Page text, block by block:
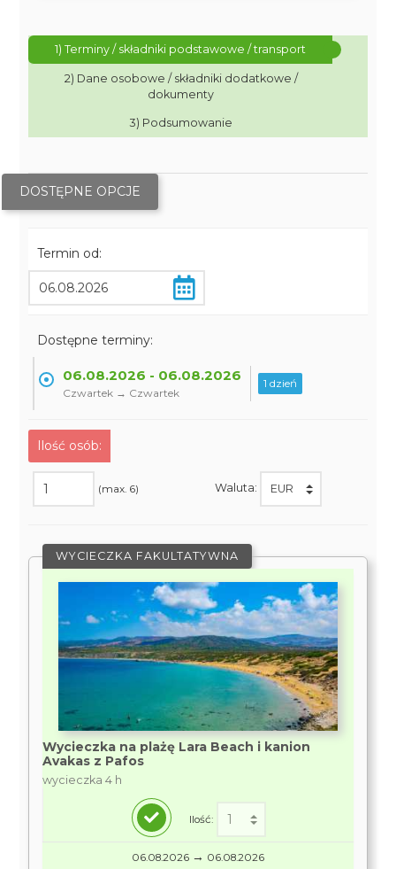
1) Terminy / składniki podstawowe / transport
2) Dane osobowe / składniki dodatkowe /
dokumenty
3) Podsumowanie
DOSTĘPNE OPCJE
Termin od:
Dostępne terminy:
06.08.2026 - 06.08.2026
Czwartek → Czwartek
1 dzień
Ilość osób:
(max. 6) Waluta:
WYCIECZKA FAKULTATYWNA
Wycieczka na plażę Lara Beach i kanion
Avakas z Pafos
wycieczka 4 h
Ilość:
06.08.2026 → 06.08.2026